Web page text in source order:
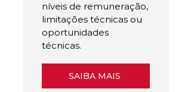
níveis de remuneração,
limitações técnicas ou
oportunidades
técnicas.
SAIBA MAIS